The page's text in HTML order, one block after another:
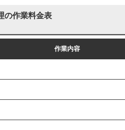
の作業料金表
作業内容